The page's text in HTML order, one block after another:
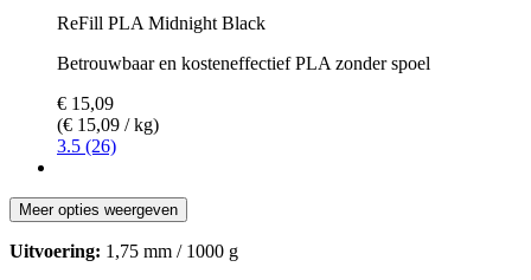
ReFill PLA Midnight Black
Betrouwbaar en kosteneffectief PLA zonder spoel
€ 15,09
(€ 15,09 / kg)
3.5 (26)
Meer opties weergeven
Uitvoering: 1,75 mm / 1000 g